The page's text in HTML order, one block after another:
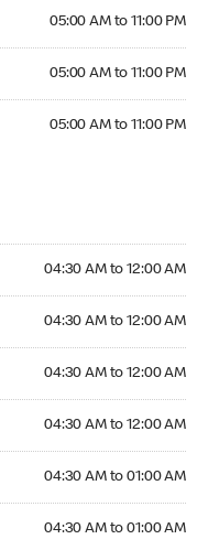
05:00 AM to 11:00 PM
05:00 AM to 11:00 PM
05:00 AM to 11:00 PM
04:30 AM to 12:00 AM
04:30 AM to 12:00 AM
04:30 AM to 12:00 AM
04:30 AM to 12:00 AM
04:30 AM to 01:00 AM
04:30 AM to 01:00 AM